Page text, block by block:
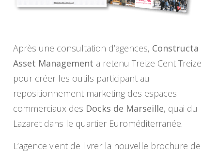
Après une consultation d’agences, Constructa
Asset Management a retenu Treize Cent Treize
pour créer les outils participant au
repositionnement marketing des espaces
commerciaux des Docks de Marseille, quai du
Lazaret dans le quartier Euroméditerranée.
L’agence vient de livrer la nouvelle brochure de